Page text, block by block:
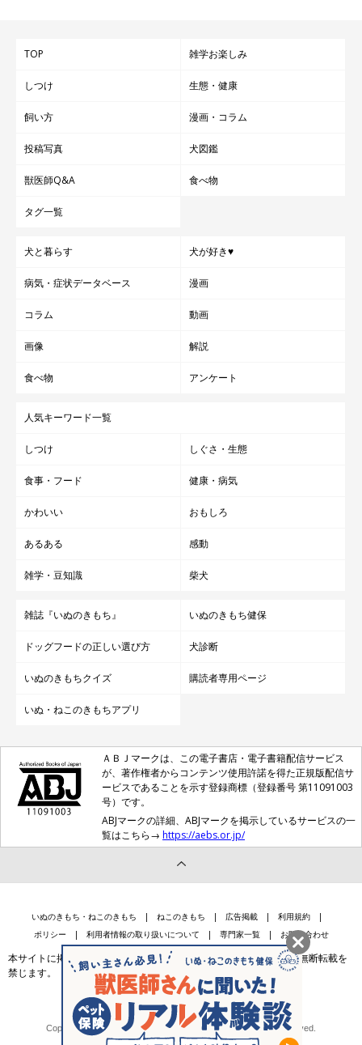
TOP 雑学お楽しみ
しつけ 生態・健康
飼い方 漫画・コラム
投稿写真 犬図鑑
獣医師Q&A 食べ物
タグ一覧
犬と暮らす 犬が好き♥
病気・症状データベース 漫画
コラム 動画
画像 解説
食べ物 アンケート
人気キーワード一覧
しつけ しぐさ・生態
食事・フード 健康・病気
かわいい おもしろ
あるある 感動
雑学・豆知識 柴犬
雑誌『いぬのきもち』 いぬのきもち健保
ドッグフードの正しい選び方 犬診断
いぬのきもちクイズ 購読者専用ページ
いぬ・ねこのきもちアプリ
ＡＢＪマークは、この電子書店・電子書籍配信サービス
が、著作権者からコンテンツ使用許諾を得た正規版配信サ
ービスであることを示す登録商標（登録番号 第11091003
号）です。
ABJマークの詳細、ABJマークを掲示しているサービスの一
覧はこちら→ https://aebs.or.jp/
いぬのきもち・ねこのきもち ねこのきもち 広告掲載
利用規約
ポリシー
利用者情報の取り扱いについて 専門家一覧 お問い合わせ
本サイトに掲載されている記事・写真・イラスト等のコンテンツの無断転載を
禁じます。
会社案内 個人情報保護法に基づく公表事項等
Copyright © Benesse Style Care Group Co.,Ltd. All Rights Reserved.